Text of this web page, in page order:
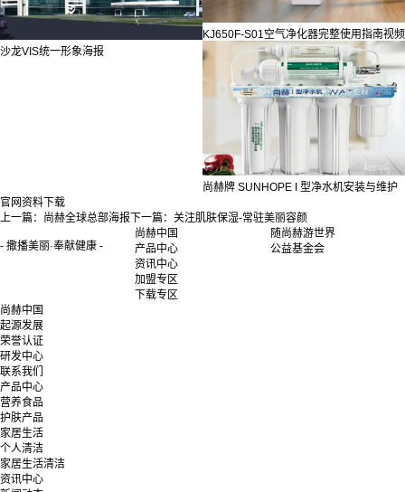
沙龙VIS统一形象海报
KJ650F-S01空气净化器完整使用指南视频
尚赫牌 SUNHOPE I 型净水机安装与维护
官网资料下载
上一篇： 尚赫全球总部海报 下一篇： 关注肌肤保湿-常驻美丽容颜
- 撒播美丽·奉献健康 -
尚赫中国
产品中心
资讯中心
加盟专区
下载专区
随尚赫游世界
公益基金会
尚赫中国
起源发展
荣誉认证
研发中心
联系我们
产品中心
营养食品
护肤产品
家居生活
个人清洁
家居生活清洁
资讯中心